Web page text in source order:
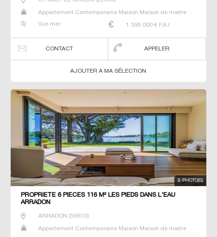
Appartement Contemporaine Maison Maison de maitre
Vue mer
1 395 000 € F.A.I
CONTACT APPELER
AJOUTER A MA SÉLECTION
9 PHOTO(S)
PROPRIETE 6 PIECES 116 M² LES PIEDS DANS L'EAU
ARRADON
ARRADON (56610)
Appartement Contemporaine Maison Maison de maitre